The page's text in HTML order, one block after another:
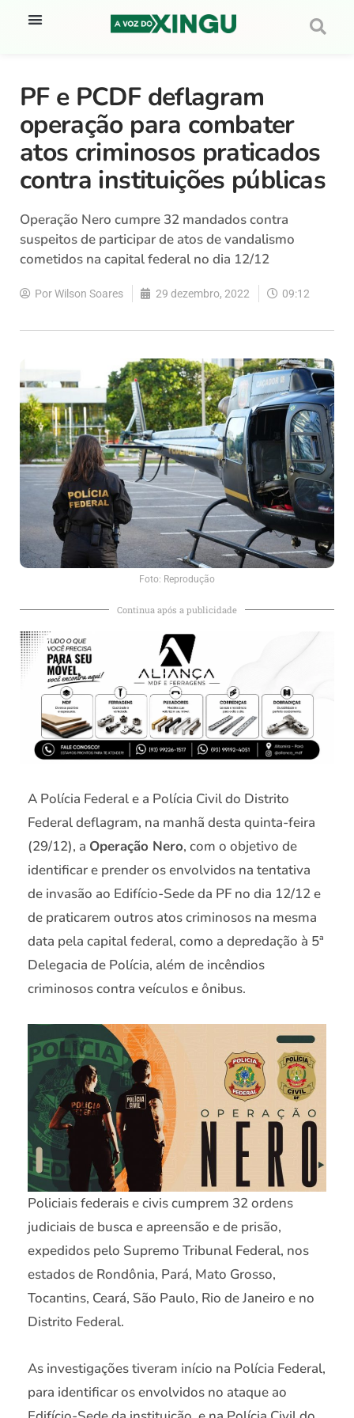
PF e PCDF deflagram
operação para combater
atos criminosos praticados
contra instituições públicas
Operação Nero cumpre 32 mandados contra
suspeitos de participar de atos de vandalismo
cometidos na capital federal no dia 12/12
PorWilson Soares 29 dezembro, 2022 09:12
Foto: Reprodução
Continua após a publicidade
A Polícia Federal e a Polícia Civil do Distrito
Federal deflagram, na manhã desta quinta-feira
(29/12), a Operação Nero, com o objetivo de
identificar e prender os envolvidos na tentativa
de invasão ao Edifício-Sede da PF no dia 12/12 e
de praticarem outros atos criminosos na mesma
data pela capital federal, como a depredação à 5ª
Delegacia de Polícia, além de incêndios
criminosos contra veículos e ônibus.
Policiais federais e civis cumprem 32 ordens
judiciais de busca e apreensão e de prisão,
expedidos pelo Supremo Tribunal Federal, nos
estados de Rondônia, Pará, Mato Grosso,
Tocantins, Ceará, São Paulo, Rio de Janeiro e no
Distrito Federal.
As investigações tiveram início na Polícia Federal,
para identificar os envolvidos no ataque ao